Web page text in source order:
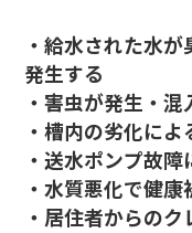
・給水された水
発生する
・害虫が発生・混
・槽内の劣化に
・送水ポンプ故
・水質悪化で健康
・居住者からの